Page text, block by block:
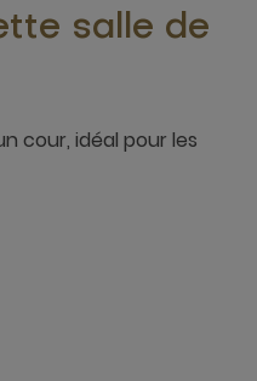
salle de
cour, idéal pour les